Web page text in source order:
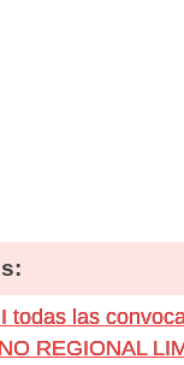
todas las
REGIONAL